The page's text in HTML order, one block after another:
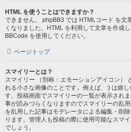
HTML を使うことはできますか？
できません。 phpBB3 では HTMLコード を文
くなりました。HTML を利用して文章を作成
BBCode を使用してください。
ページトップ
スマイリーとは？
スマイリー （別称：エモーションアイコン）
れる小さな画像のことです。例えば、:) は嬉
す。投稿画面でスマイリーの一覧が表示され
事が読みづらくなりますのでスマイリーの乱
を乱用した記事はモデレータによる編集・削
ります。管理人も投稿の際に使用可能なスマ
でしょう。